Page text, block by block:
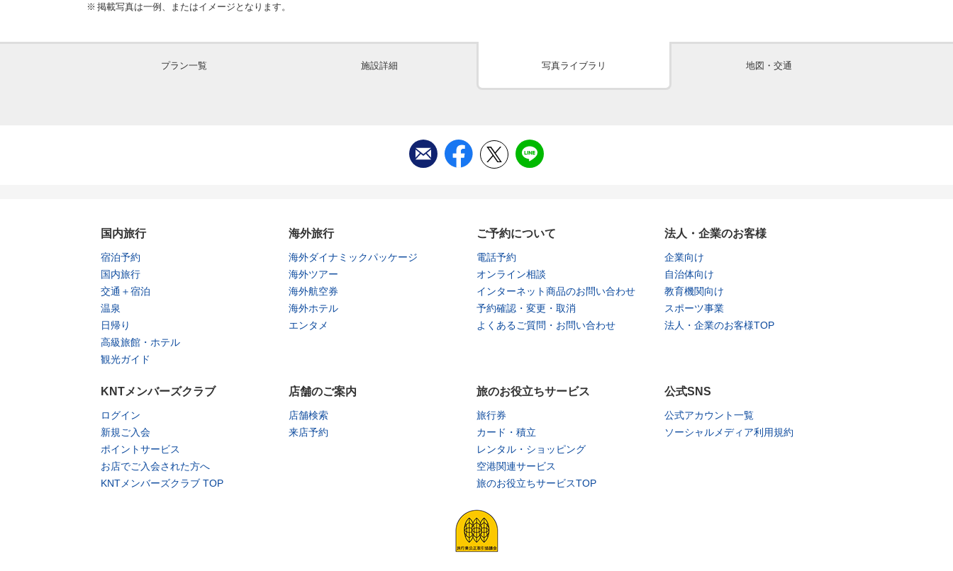
掲載写真は一例、またはイメージとなります。
プラン一覧 施設詳細 写真ライブラリ 地図・交通
国内旅行
宿泊予約
国内旅行
交通＋宿泊
温泉
日帰り
高級旅館・ホテル
観光ガイド
海外旅行
海外ダイナミックパッケージ
海外ツアー
海外航空券
海外ホテル
エンタメ
ご予約について
電話予約
オンライン相談
インターネット商品のお問い合わせ
予約確認・変更・取消
よくあるご質問・お問い合わせ
法人・企業のお客様
企業向け
自治体向け
教育機関向け
スポーツ事業
法人・企業のお客様TOP
KNTメンバーズクラブ
ログイン
新規ご入会
ポイントサービス
お店でご入会された方へ
KNTメンバーズクラブ TOP
店舗のご案内
店舗検索
来店予約
旅のお役立ちサービス
旅行券
カード・積立
レンタル・ショッピング
空港関連サービス
旅のお役立ちサービスTOP
公式SNS
公式アカウント一覧
ソーシャルメディア利用規約